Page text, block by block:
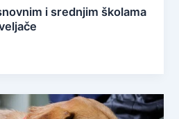
i srednjim školama